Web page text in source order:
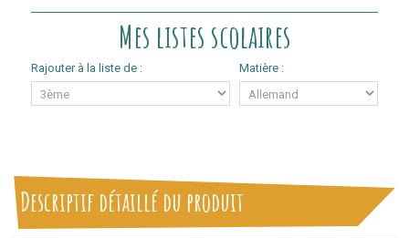
Mes listes scolaires
Rajouter à la liste de : Matière :
Descriptif détaillé du produit